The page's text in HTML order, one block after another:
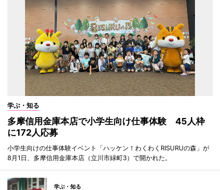
学ぶ・知る
多摩信用金庫本店で小学生向け仕事体験 45人枠
に172人応募
小学生向けの仕事体験イベント「ハッケン！わくわくRISURUの森」が
8月1日、多摩信用金庫本店（立川市緑町3）で開かれた。
学ぶ・知る